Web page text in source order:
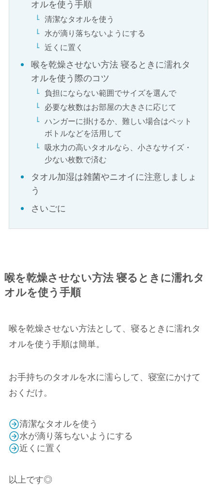
オルを使う手順
清潔なタオルを使う
水が滴り落ちないようにする
近くに置く
喉を乾燥させない方法 寝るときに濡れタ
オルを使う際のコツ
負担にならない範囲でサイズを選んで
必要な枚数はお部屋の大きさに応じて
ハンガーに掛けるか、難しい場合はペット
ボトルなどを活用して
吸水力の高いタオルなら、小さなサイズ・
少ない枚数で済む
タオル加湿は雑菌やニオイに注意しましょ
う
さいごに
喉を乾燥させない方法 寝るときに濡れタ
オルを使う手順
喉を乾燥させない方法として、寝るときに濡れタ
オルを使う手順は簡単。
お手持ちのタオルを水に濡らして、寝室にかけて
おくだけ。
清潔なタオルを使う
水が滴り落ちないようにする
近くに置く
以上です◎